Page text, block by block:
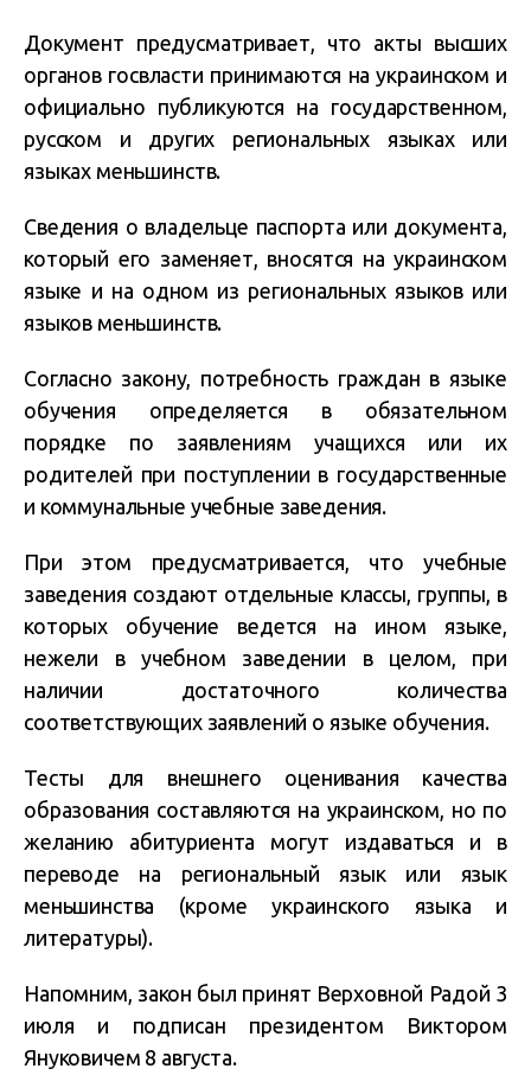
Документ предусматривает, что акты высших
органов госвласти принимаются на украинском и
официально публикуются на государственном,
русском и других региональных языках или
языках меньшинств.
Сведения о владельце паспорта или документа,
который его заменяет, вносятся на украинском
языке и на одном из региональных языков или
языков меньшинств.
Согласно закону, потребность граждан в языке
обучения определяется в обязательном
порядке по заявлениям учащихся или их
родителей при поступлении в государственные
и коммунальные учебные заведения.
При этом предусматривается, что учебные
заведения создают отдельные классы, группы, в
которых обучение ведется на ином языке,
нежели в учебном заведении в целом, при
наличии достаточного количества
соответствующих заявлений о языке обучения.
Тесты для внешнего оценивания качества
образования составляются на украинском, но по
желанию абитуриента могут издаваться и в
переводе на региональный язык или язык
меньшинства (кроме украинского языка и
литературы).
Напомним, закон был принят Верховной Радой 3
июля и подписан президентом Виктором
Януковичем 8 августа.